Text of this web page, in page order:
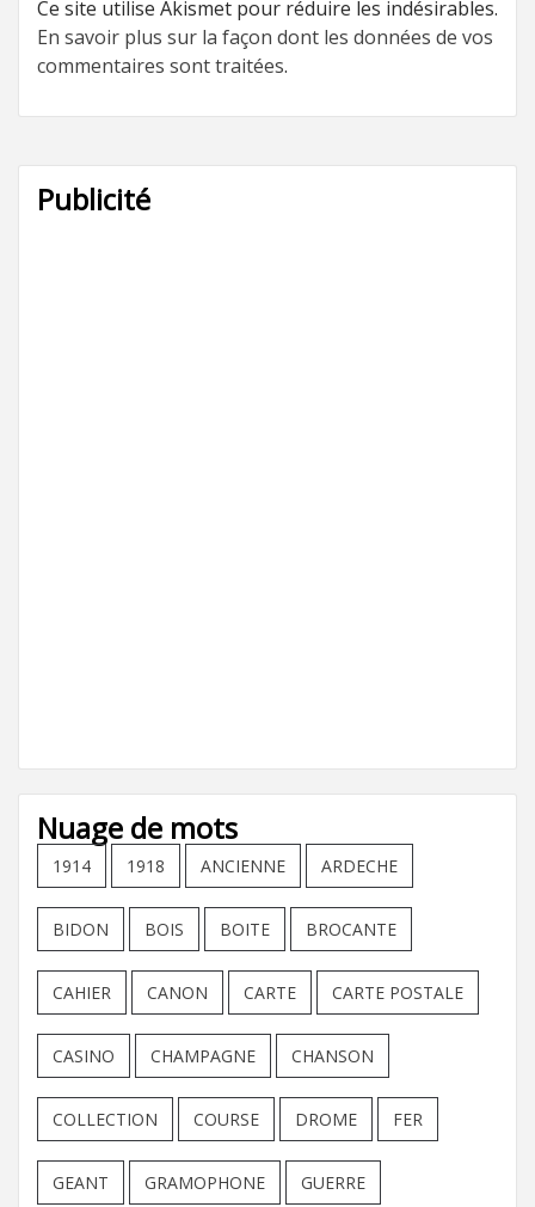
Ce site utilise Akismet pour réduire les indésirables.
En savoir plus sur la façon dont les données de vos
commentaires sont traitées.
Publicité
Nuage de mots
1914 1918 ANCIENNE ARDECHE
BIDON BOIS BOITE BROCANTE
CAHIER CANON CARTE CARTE POSTALE
CASINO CHAMPAGNE CHANSON
COLLECTION COURSE DROME FER
GEANT GRAMOPHONE GUERRE